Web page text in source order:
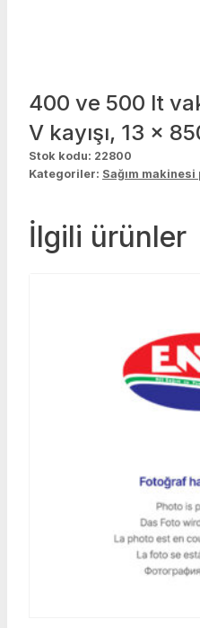
400 ve 500 lt
V kayışı, 13 x
Stok kodu: 22800
Kategoriler: Sağım makinesi
İlgili ürünler